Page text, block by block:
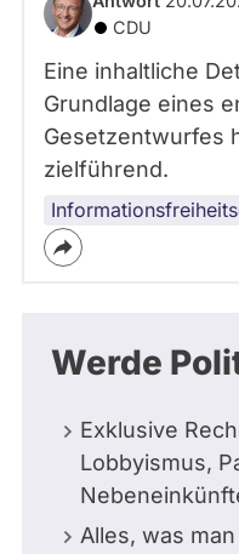
CDU
Eine inhaltliche
Grundlage eines
Gesetzentwurfes
zielführend.
Werde
Exklusive
Lobbyismus,
Alles, was